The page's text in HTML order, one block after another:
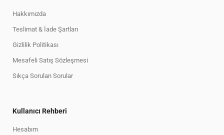
Hakkımızda
Teslimat & İade Şartları
Gizlilik Politikası
Mesafeli Satış Sözleşmesi
Sıkça Sorulan Sorular
Kullanıcı Rehberi
Hesabım